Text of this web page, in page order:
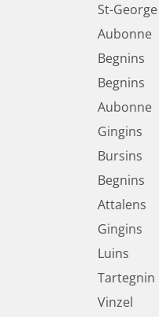
St-George
Aubonne
Begnins
Begnins
Aubonne
Gingins
Bursins
Begnins
Attalens
Gingins
Luins
Tartegnin
Vinzel